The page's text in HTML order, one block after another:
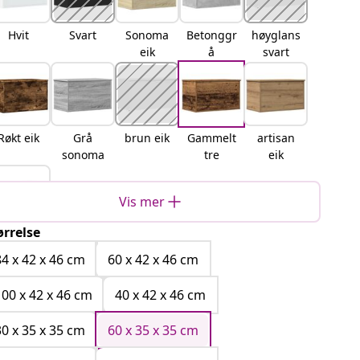
Hvit Svart
Sonoma
eik
Betonggr
å
høyglans
svart
eik
Grå
sonoma
brun eik
Gammelt
tre
artisan
eik
eik
Vis mer
x 42 x 46 cm
60 x 42 x 46 cm
x 42 x 46 cm
40 x 42 x 46 cm
x 35 x 35 cm
60 x 35 x 35 cm